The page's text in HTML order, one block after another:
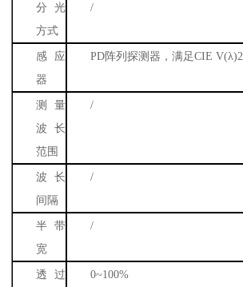
分光
方式
/
感应
器
PD阵列探测器，满足CIE V(λ)2
测量
波长
范围
/
波长
间隔
/
半带
宽
/
透过
0~100%